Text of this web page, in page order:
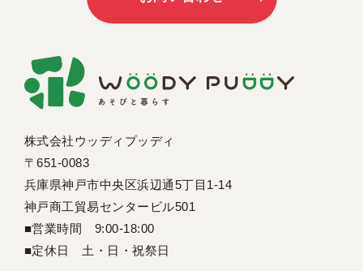
株式会社ウッディプッディ
〒651-0083
兵庫県神戸市中央区浜辺通5丁目1-14
神戸商工貿易センタービル501
■営業時間 9:00-18:00
■定休日 土・日・祝祭日